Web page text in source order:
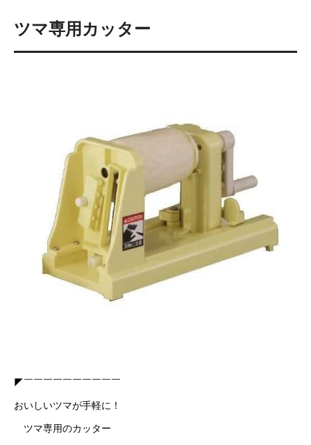
ツマ専用カッター
◤￣￣￣￣￣￣￣￣￣￣
おいしいツマが手軽に！
ツマ専用のカッター